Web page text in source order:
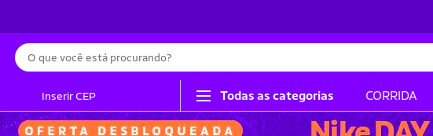
Busca
Inserir CEP Todas as categorias CORRIDA